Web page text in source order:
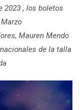
2023 , los boletos
Mauren Mendo
de la talla